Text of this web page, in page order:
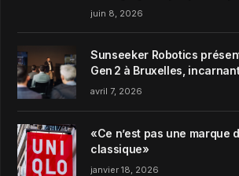
juin 8, 2026
Sunseeker Robotics
Gen 2 à Bruxelles,
concept de Garden
avril 7, 2026
«Ce n’est pas une marque
classique»
janvier 18, 2026